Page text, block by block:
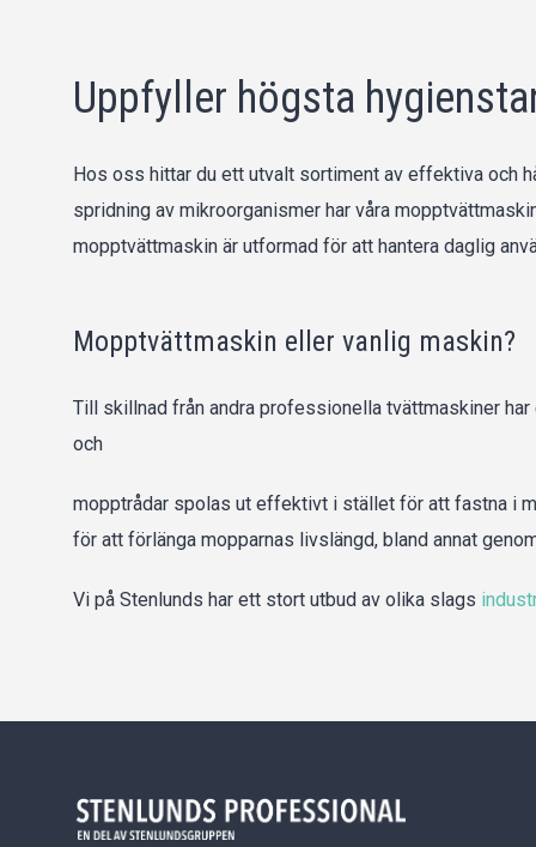
Uppfyller högsta
Hos oss hittar du ett utvalt sortiment av effektiva och
spridning av mikroorganismer har våra
mopptvättmaskin är utformad för att hantera daglig
Mopptvättmaskin eller vanlig maskin?
Till skillnad från andra professionella tvättmaskiner
och
mopptrådar spolas ut effektivt i stället för att fastna i
för att förlänga mopparnas livslängd, bland annat
Vi på Stenlunds har ett stort utbud av olika slags